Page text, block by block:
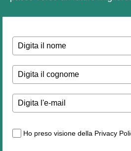
Ho preso visione della Privacy